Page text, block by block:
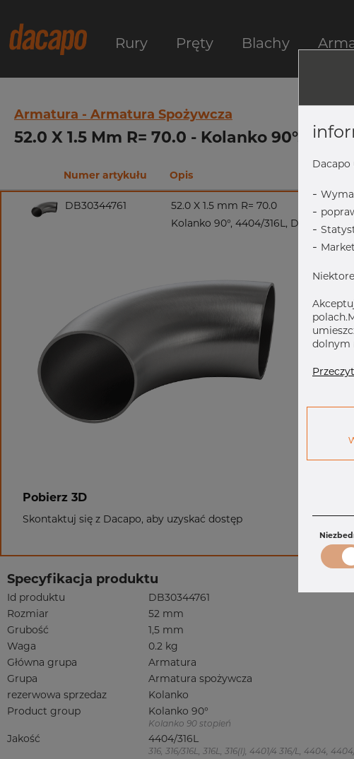
Rury Pręty Blachy
Armatura - Armatura Spożywcza
52.0 X 1.5 Mm R= 70.0 - Kolanko 90°,
Numer artykułu Opis
DB30344761
52.0 X 1.5 mm R= 70.0
Kolanko 90°, 4404/316L, DIN 11852,
Pobierz 3D
Skontaktuj się z Dacapo, aby uzyskać dostęp
R:
Specyfikacja produktu
Id produktu
DB30344761
Rozmiar
52 mm
Grubość
1,5 mm
Waga
0.2 kg
Główna grupa
Armatura
Grupa
Armatura spożywcza
rezerwowa sprzedaz
Kolanko
Product group
Kolanko 90°
Kolanko 90 stopień
Jakość 4404/316L
316, 316/316L, 316L, 316(l), 4401/4 316/L, 4404,
-
-
-
-
dolnym